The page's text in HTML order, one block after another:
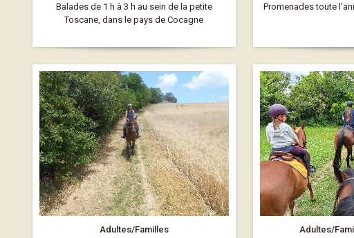
Balades de 1 h à 3 h au sein de la petite
Toscane, dans le pays de Cocagne
Promenades toute
Adultes/Familles
Adultes/